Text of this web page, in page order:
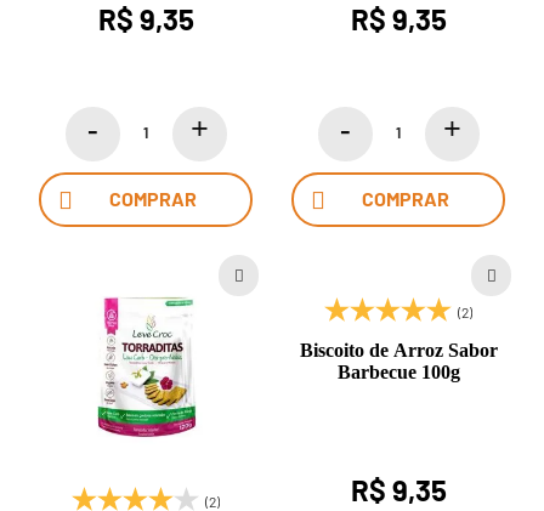
R$ 9,35
COMPRAR
R$ 9,35
COMPRAR
(2)
(2)
Biscoito de Arroz Sabor
Barbecue 100g
R$ 9,35